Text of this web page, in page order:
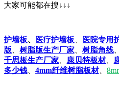
大家可能都在搜↓↓↓
护墙板、 医疗护墙板 医院专用
版
树脂版生产厂家 树脂角线
千思板生产厂家
康贝特板材、
多少钱
4mm纤维树脂板材、